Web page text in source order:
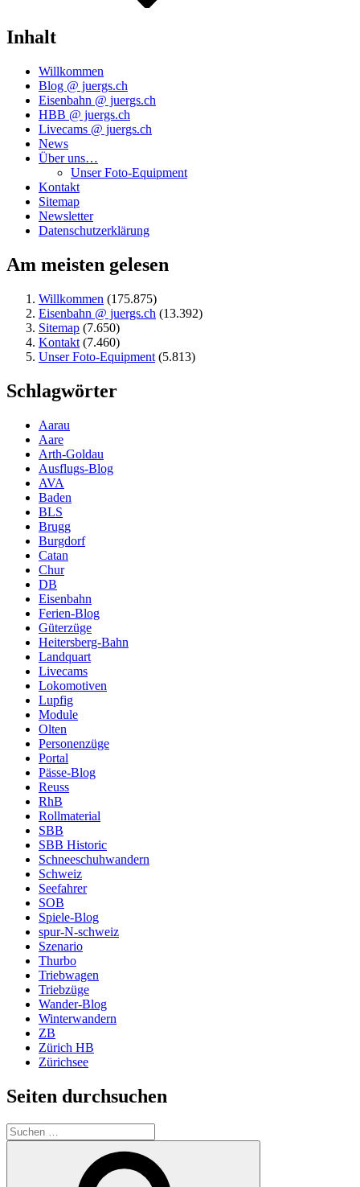
Inhalt
Willkommen
Blog @ juergs.ch
Eisenbahn @ juergs.ch
HBB @ juergs.ch
Livecams @ juergs.ch
News
Über uns…
Unser Foto-Equipment
Kontakt
Sitemap
Newsletter
Datenschutzerklärung
Am meisten gelesen
Willkommen (175.875)
Eisenbahn @ juergs.ch (13.392)
Sitemap (7.650)
Kontakt (7.460)
Unser Foto-Equipment (5.813)
Schlagwörter
Aarau
Aare
Arth-Goldau
Ausflugs-Blog
AVA
Baden
BLS
Brugg
Burgdorf
Catan
Chur
DB
Eisenbahn
Ferien-Blog
Güterzüge
Heitersberg-Bahn
Landquart
Livecams
Lokomotiven
Lupfig
Module
Olten
Personenzüge
Portal
Pässe-Blog
Reuss
RhB
Rollmaterial
SBB
SBB Historic
Schneeschuhwandern
Schweiz
Seefahrer
SOB
Spiele-Blog
spur-N-schweiz
Szenario
Thurbo
Triebwagen
Triebzüge
Wander-Blog
Winterwandern
ZB
Zürich HB
Zürichsee
Seiten durchsuchen
Suchen
nach: